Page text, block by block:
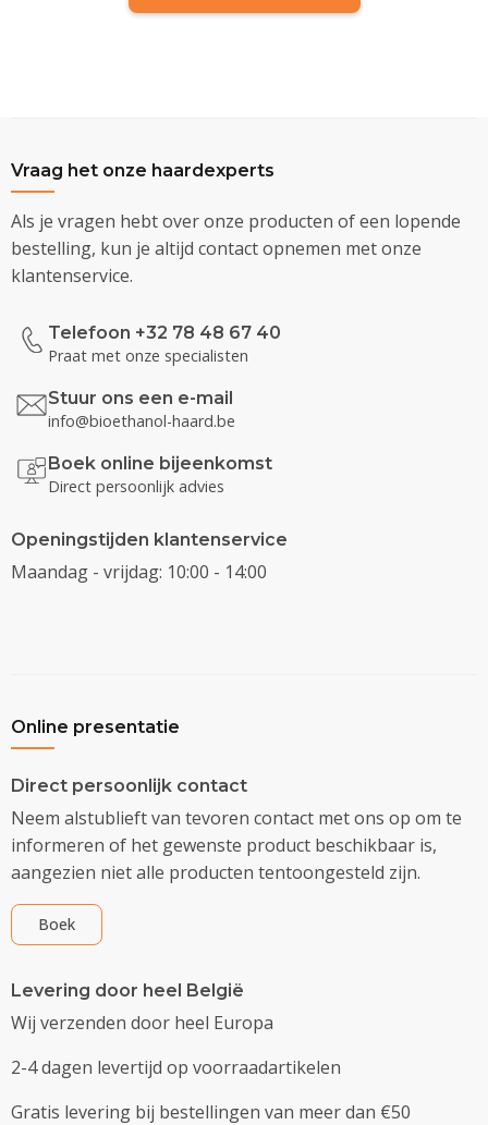
Vraag het onze haardexperts
Als je vragen hebt over onze producten of een lopende
bestelling, kun je altijd contact opnemen met onze
klantenservice.
Telefoon +32 78 48 67 40
Praat met onze specialisten
Stuur ons een e-mail
info@bioethanol-haard.be
Boek online bijeenkomst
Direct persoonlijk advies
Openingstijden klantenservice
Maandag - vrijdag: 10:00 - 14:00
Online presentatie
Direct persoonlijk contact
Neem alstublieft van tevoren contact met ons op om te
informeren of het gewenste product beschikbaar is,
aangezien niet alle producten tentoongesteld zijn.
Boek
Levering door heel België
Wij verzenden door heel Europa
2-4 dagen levertijd op voorraadartikelen
Gratis levering bij bestellingen van meer dan €50